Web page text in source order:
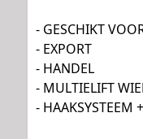
- GESCHIKT
- EXPORT
- HANDEL
- MULTIELIFT
- HAAKSYSTEEM